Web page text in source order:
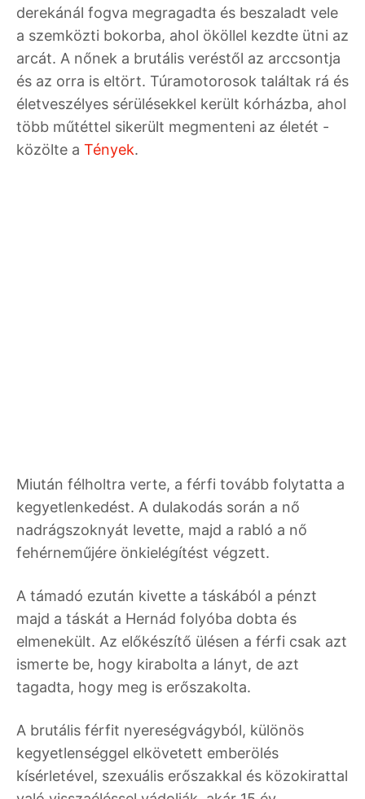
derekánál fogva megragadta és beszaladt vele
a szemközti bokorba, ahol ököllel kezdte ütni az
arcát. A nőnek a brutális veréstől az arccsontja
és az orra is eltört. Túramotorosok találtak rá és
életveszélyes sérülésekkel került kórházba, ahol
több műtéttel sikerült megmenteni az életét -
közölte a Tények.
Miután félholtra verte, a férfi tovább folytatta a
kegyetlenkedést. A dulakodás során a nő
nadrágszoknyát levette, majd a rabló a nő
fehérneműjére önkielégítést végzett.
A támadó ezután kivette a táskából a pénzt
majd a táskát a Hernád folyóba dobta és
elmenekült. Az előkészítő ülésen a férfi csak azt
ismerte be, hogy kirabolta a lányt, de azt
tagadta, hogy meg is erőszakolta.
A brutális férfit nyereségvágyból, különös
kegyetlenséggel elkövetett emberölés
kísérletével, szexuális erőszakkal és közokirattal